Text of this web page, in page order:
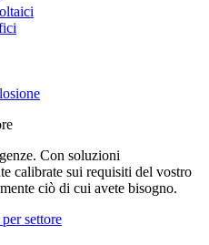
Con soluzioni
calibrate sui requisiti del vostro
ciò di cui avete bisogno.
settore